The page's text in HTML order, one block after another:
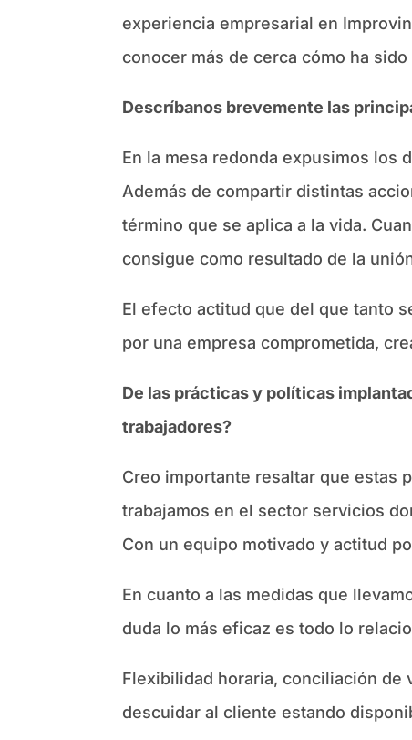
experiencia empresarial en
conocer más de cerca cómo ha sido
Descríbanos brevemente las
En la mesa redonda expusimos los
Además de compartir distintas
término que se aplica a la vida.
consigue como resultado de la
El efecto actitud que del que tanto
por una empresa comprometida,
De las prácticas y políticas
trabajadores?
Creo importante resaltar que estas
trabajamos en el sector servicios
Con un equipo motivado y actitud
En cuanto a las medidas que
duda lo más eficaz es todo lo
Flexibilidad horaria, conciliación de
descuidar al cliente estando